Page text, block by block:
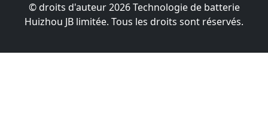
© droits d'auteur 2026 Technologie de batterie
Huizhou JB limitée. Tous les droits sont réservés.